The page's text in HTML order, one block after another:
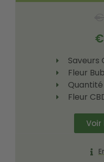
€
Saveurs
Fleur
Quantité
Fleur